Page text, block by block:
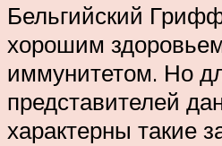
Бельгийский
хорошим
иммунитетом. Но
представителей
характерны такие